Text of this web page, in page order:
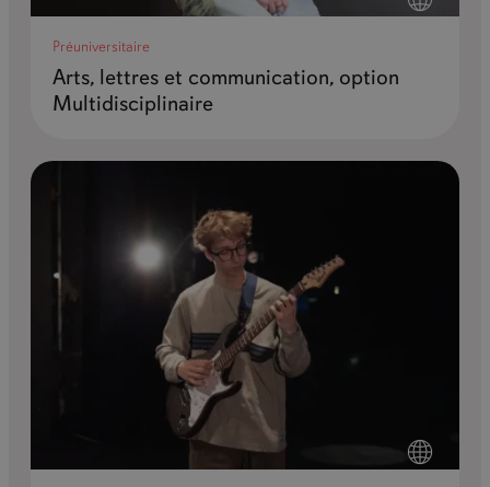
Préuniversitaire
Arts, lettres et communication, option
Multidisciplinaire